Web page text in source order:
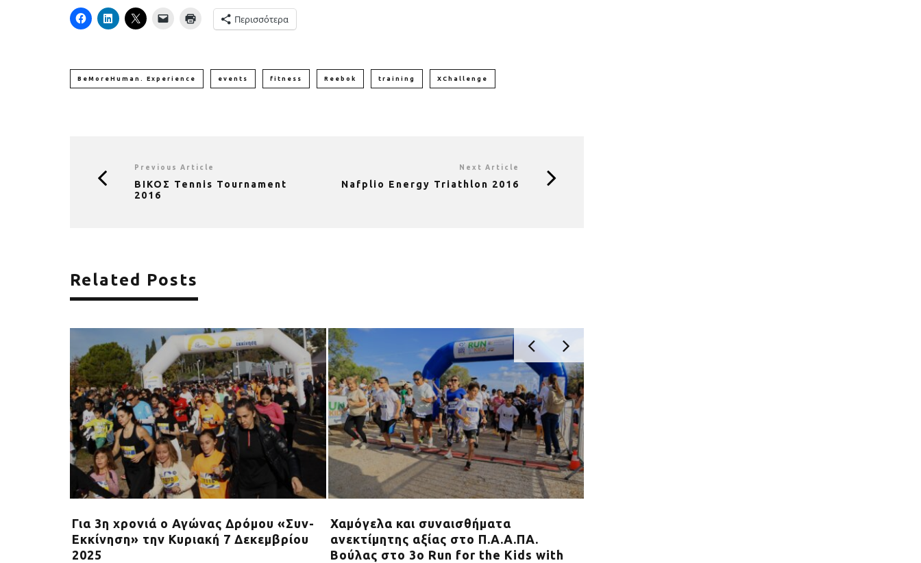
Περισσότερα
BeMoreHuman. Experience events fitness Reebok training XChallenge
Previous Article
BΙΚΟΣ Tennis Tournament
2016
Next Article
Nafplio Energy Triathlon 2016
Related Posts
Για 3η χρονιά o Αγώνας Δρόμου «Συν-
Εκκίνηση» την Κυριακή 7 Δεκεμβρίου
2025
Χαμόγελα και συναισθήματα
ανεκτίμητης αξίας στο Π.Α.Α.ΠΑ.
Βούλας στο 3ο Run for the Kids with